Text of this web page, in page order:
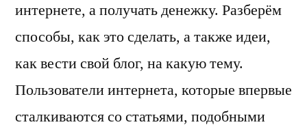
интернете, а получать денежку. Разберём
способы, как это сделать, а также идеи,
как вести свой блог, на какую тему.
Пользователи интернета, которые впервые
сталкиваются со статьями, подобными